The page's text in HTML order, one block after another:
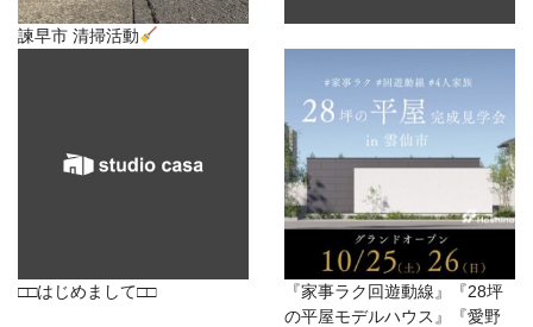
諫早市 清掃活動
□□はじめまして□□
『家事ラク回遊動線』『28坪
の平屋モデルハウス』『愛野